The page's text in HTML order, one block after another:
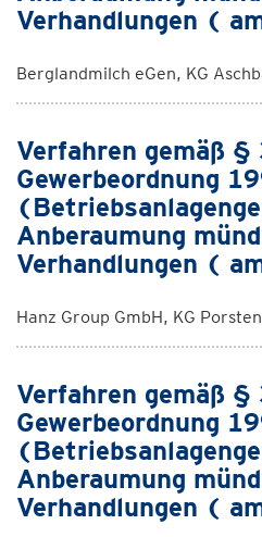
Verhandlungen (
Berglandmilch eGen, KG
Verfahren gemäß §
Gewerbeordnung
Anberaumung
Verhandlungen (
Hanz Group GmbH, KG
Verfahren gemäß §
Gewerbeordnung
Anberaumung
Verhandlungen (